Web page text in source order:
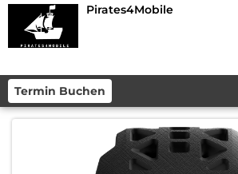
Pirates4Mobile
Termin Buchen